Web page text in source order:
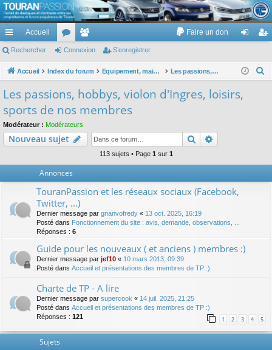
TouranPassion
Le forum des propriétaires ou futurs acquéreurs du Volkswagen Touran
cc
ès
de
Accueil
or
u
e
m
Faire un don
ne nr
Rechercher Connexion S’enregistrer
Accueil Index du forum Equipement, maison, famille, passion, hobby, détente, ... Les passions, hobbys, violon d'Ingres, loisirs, sports de nos membres
h
Les passions, hobbys, violon d'Ingres, loisirs,
sports de nos membres
Modérateur : Modérateurs
Nouveau sujet Rechercher
113 sujets • Page 1 sur 1
Annonces
TouranPassion et les réseaux sociaux (Facebook,
Twitter, ...)
Dernier message par gnanvofredy « 13 oct. 2025, 16:19
Posté dans Fonctionnement du site : avis, demande, observations, ...
Réponses : 6
Guide pour les nouveaux ( et anciens ) membres :)
Dernier message par jef10 « 10 mars 2013, 09:39
Posté dans Accueil et présentations des membres de TP :)
Charte de TP - A lire
Dernier message par supercook « 14 juil. 2025, 21:25
Posté dans Accueil et présentations des membres de TP :)
Réponses : 121 1 2 3 4 5
Sujets